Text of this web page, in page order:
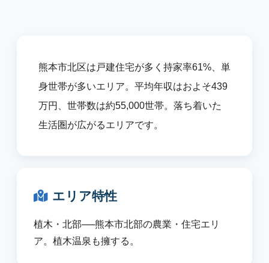
熊本市北区は戸建住宅が多く持家率61%、単
身世帯が多いエリア。平均年収はおよそ439
万円、世帯数は約55,000世帯。落ち着いた
生活圏が広がるエリアです。
エリア特性
植木・北部──熊本市北部の農業・住宅エリ
ア。植木温泉も擁する。